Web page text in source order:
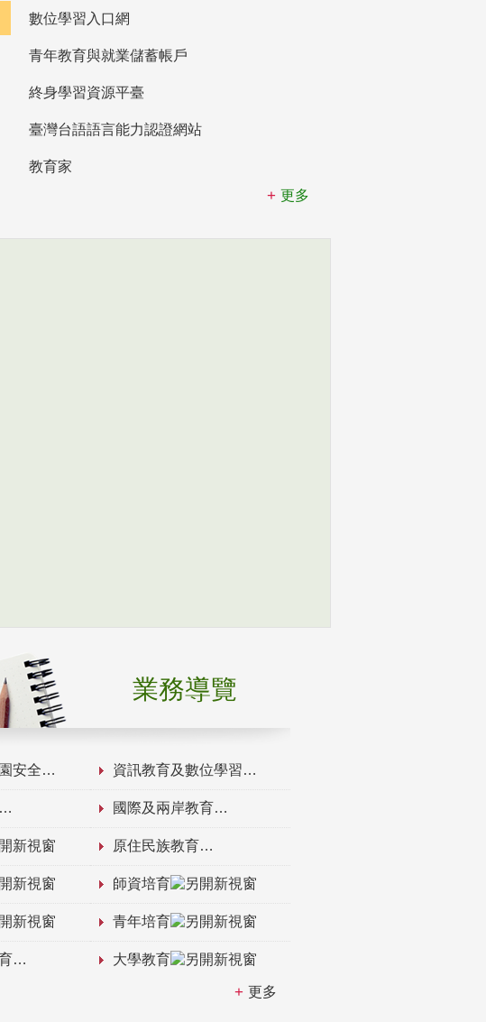
數位學習入口網
青年教育與就業儲蓄帳戶
終身學習資源平臺
臺灣台語語言能力認證網站
教育家
更多
業務導覽
安全 資訊教育及數位學習
國際及兩岸教育
原住民族教育
師資培育
青年培育
大學教育
更多